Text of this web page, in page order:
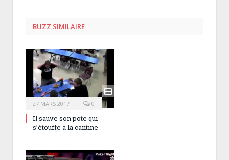
BUZZ SIMILAIRE
27 MARS 2017 0
Il sauve son pote qui
s’étouffe à la cantine